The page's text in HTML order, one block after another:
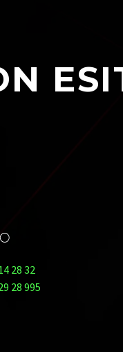
28 32
28 995